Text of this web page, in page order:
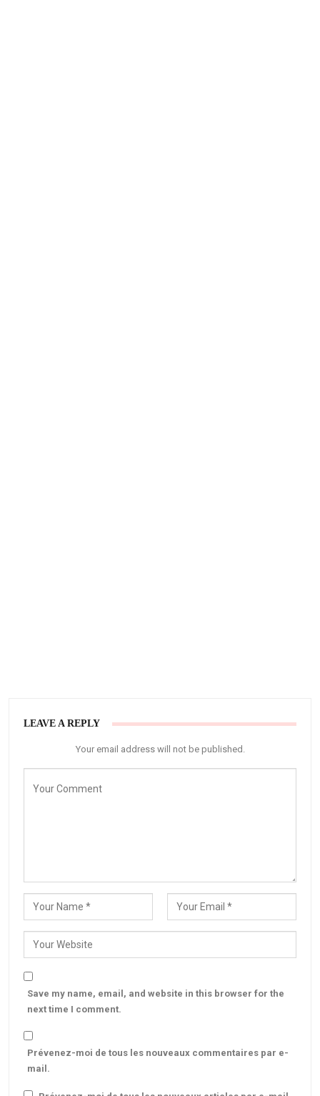
LEAVE A REPLY
Your email address will not be published.
Save my name, email, and website in this browser for the
next time I comment.
Prévenez-moi de tous les nouveaux commentaires par e-
mail.